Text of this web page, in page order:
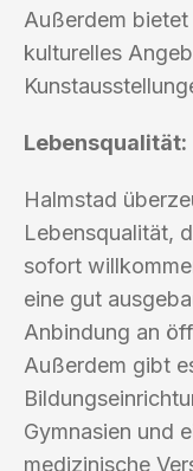
Außerdem
kulturelles
Lebensqualität:
Halmstad
Lebensqualität,
sofort
eine gut
Anbindung an
Außerdem gibt
Gymnasien und
medizinische